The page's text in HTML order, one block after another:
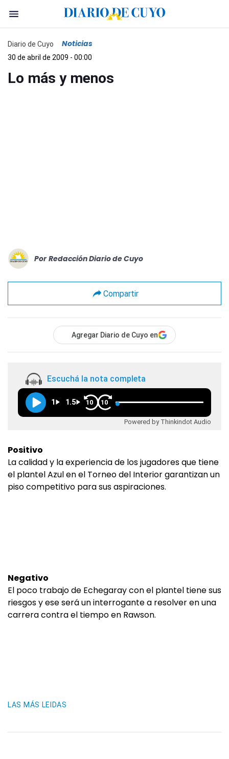
Diario de Cuyo Noticias
30 de abril de 2009 - 00:00
Lo más y menos
Por Redacción Diario de Cuyo
Compartir
Agregar Diario de Cuyo en
Escuchá la nota completa
1 1.5 10 10
Powered by Thinkindot Audio
Positivo
La calidad y la experiencia de los jugadores que tiene
el plantel Azul en el Torneo del Interior garantizan un
piso competitivo para sus aspiraciones.
Negativo
El poco trabajo de Echegaray con el plantel tiene sus
riesgos y ese será un interrogante a resolver en una
carrera contra el tiempo en Rawson.
LAS MÁS LEIDAS